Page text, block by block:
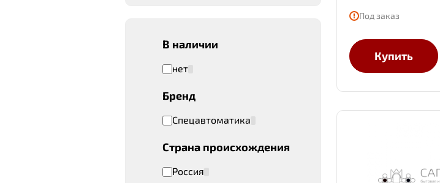
В наличии
нет
Бренд
Спецавтоматика
Страна происхождения
Россия
Под заказ
Купить